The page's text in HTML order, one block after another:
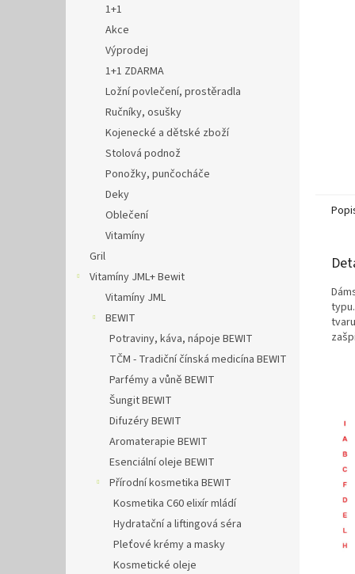
1+1
Akce
Výprodej
1+1 ZDARMA
Ložní povlečení, prostěradla
Ručníky, osušky
Kojenecké a dětské zboží
Stolová podnož
Ponožky, punčocháče
Deky
Oblečení
Vitamíny
Gril
Vitamíny JML+ Bewit
Vitamíny JML
BEWIT
Potraviny, káva, nápoje BEWIT
TČM - Tradiční čínská medicína BEWIT
Parfémy a vůně BEWIT
Šungit BEWIT
Difuzéry BEWIT
Aromaterapie BEWIT
Esenciální oleje BEWIT
Přírodní kosmetika BEWIT
Kosmetika C60 elixír mládí
Hydratační a liftingová séra
Pleťové krémy a masky
Kosmetické oleje